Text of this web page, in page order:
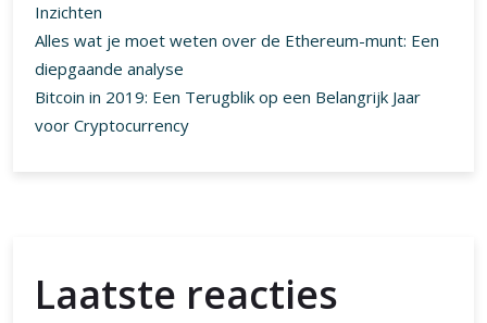
Inzichten
Alles wat je moet weten over de Ethereum-munt: Een
diepgaande analyse
Bitcoin in 2019: Een Terugblik op een Belangrijk Jaar
voor Cryptocurrency
Laatste reacties